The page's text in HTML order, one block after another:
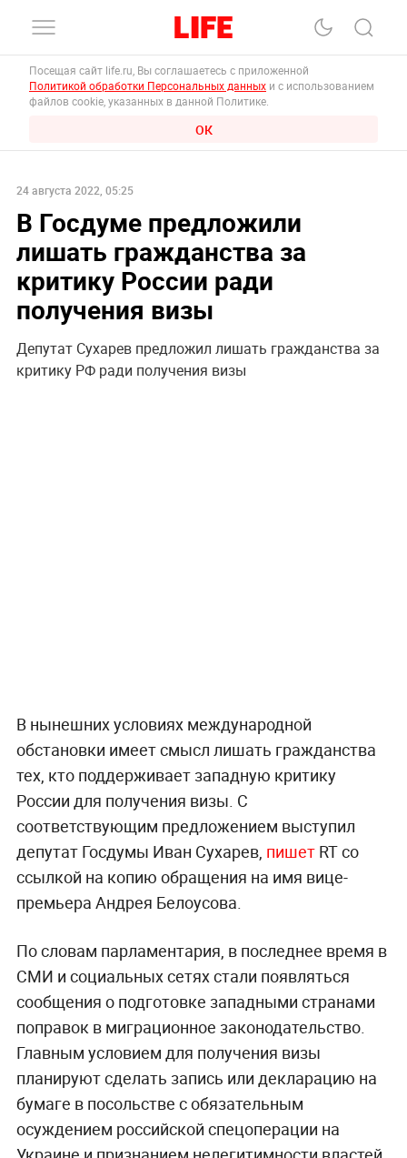
Посещая сайт life.ru, Вы соглашаетесь с приложенной
Политикой обработки Персональных данных и с использованием
файлов cookie, указанных в данной Политике.
ОК
24 августа 2022, 05:25
В Госдуме предложили
лишать гражданства за
критику России ради
получения визы
Депутат Сухарев предложил лишать гражданства за
критику РФ ради получения визы
В нынешних условиях международной
обстановки имеет смысл лишать гражданства
тех, кто поддерживает западную критику
России для получения визы. С
соответствующим предложением выступил
депутат Госдумы Иван Сухарев, пишетRT со
ссылкой на копию обращения на имя вице-
премьера Андрея Белоусова.
По словам парламентария, в последнее время в
СМИ и социальных сетях стали появляться
сообщения о подготовке западными странами
поправок в миграционное законодательство.
Главным условием для получения визы
планируют сделать запись или декларацию на
бумаге в посольстве с обязательным
осуждением российской спецоперации на